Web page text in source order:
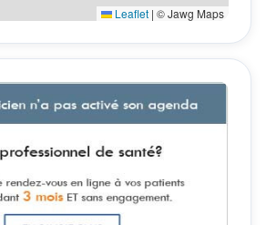
Leaflet | © Jawg Maps